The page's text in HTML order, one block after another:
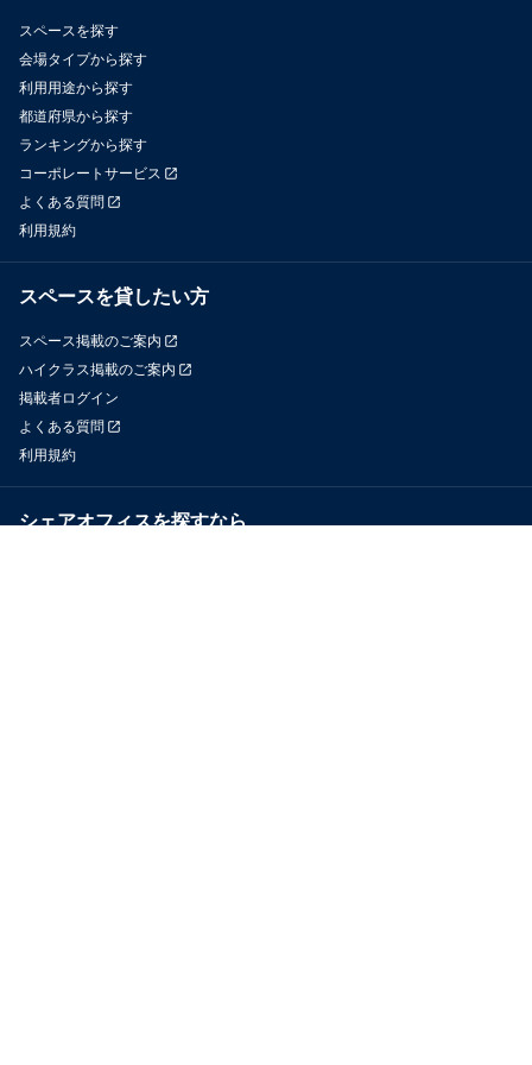
スペースを探す
会場タイプから探す
利用用途から探す
都道府県から探す
ランキングから探す
コーポレートサービス
よくある質問
利用規約
スペースを貸したい方
スペース掲載のご案内
ハイクラス掲載のご案内
掲載者ログイン
よくある質問
利用規約
シェアオフィスを探すなら